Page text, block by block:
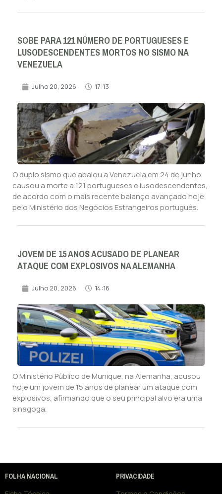
SOBE PARA 121 NÚMERO DE PORTUGUESES E
LUSODESCENDENTES MORTOS NO SISMO NA
VENEZUELA
Julho 20, 2026 17:13
O duplo sismo que abalou a Venezuela em 24 de junho
causou a morte a 121 portugueses e lusodescendentes,
de acordo com o mais recente balanço avançado hoje
pelo Ministério dos Negócios Estrangeiros português.
JOVEM DE 15 ANOS ACUSADO DE PLANEAR
ATAQUE COM EXPLOSIVOS NA ALEMANHA
Julho 20, 2026 14:16
O Ministério Público de Munique, na Alemanha, acusou
hoje um jovem de 15 anos de planear um ataque com
explosivos, afirmando que o seu principal alvo era uma
sinagoga.
FOLHA NACIONAL PRIVACIDADE